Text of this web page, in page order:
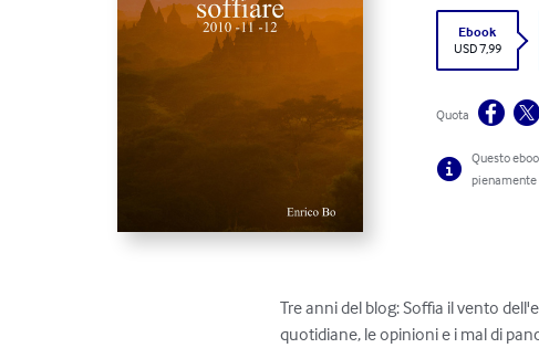
Ebook
USD 7,99
Quota
Questo
Tre anni del blog: Soffia il vento
quotidiane, le opinioni e i mal di